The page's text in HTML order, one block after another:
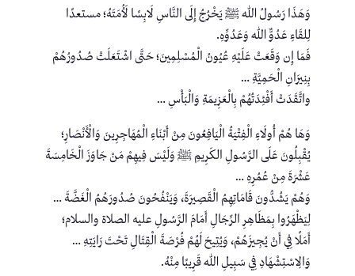
وَهَذَا رَسُولُ اللهِ ﷺ يَخْرُجُ إِلَى النَّاسِ لَابِسًا لَأُمَتَهُ؛ مستعدًا
لِلقَاءِ عَدُوٌّ اللهِ وَعَدُوِّهِ.
فَمَا إِن وَقَعَتْ عَلَيْهِ عُيُونُ الْمُسْلِمِينَ؛ حَتَّى اشْتَعَلَتْ صُدُورُهُمْ
بِنِيرَانِ الْحَمِيَّةِ …
واتَّقَدَتْ أَفْئِدَتُهُمْ بِالْعَزِيمَةِ وَالْبَأْسِ …
وَهَا هُمْ أُولَاءِ الْفِتْيَةُ الْيَافِعُونَ مِنْ أَبْنَاءِ الْمُهَاجِرِينَ وَالْأَنْصَارِ؛
يُقْبِلُونَ عَلَى الرَّسُولِ الكَرِيمِ ﷺ وَلَيْسَ فِيهِمْ مَنْ جَاوَزَ الْخَامِسَةَ
عَشْرَةَ مِنْ عُمُرِهِ …
وَهُمْ يَشُدُّونَ قَامَاتِهِمُ الْقَصِيرَةَ، وَيَنْفُحُونَ صُدُورَهُمُ الْغَضَّةَ …
لِيَظْهَرُوا بِمَظَاهِرِ الرِّجَالِ أَمَامَ الرَّسُولِ عليه الصلاة والسلام؛
أَمَلًا فِي أَنْ يُجِيزَهُمْ، وَيُتِيحَ لَهُمْ فُرْصَةَ الْقِتَالِ تَحْتَ رَايَتِهِ …
وَالِاسْتِشْهَادِ فِي سَبِيلِ اللهِ قَرِيبًا مِنْهُ.